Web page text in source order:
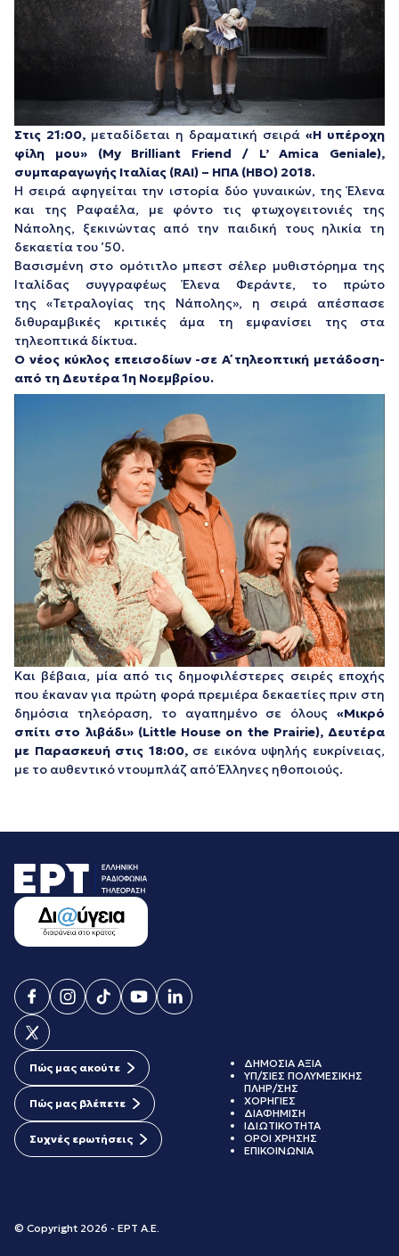
Στις 21:00, μεταδίδεται η δραματική σειρά «Η υπέροχη
φίλη μου» (My Brilliant Friend / L’ Amica Geniale),
συμπαραγωγής Ιταλίας (RAI) – ΗΠΑ (HBO) 2018.
Η σειρά αφηγείται την ιστορία δύο γυναικών, της Έλενα
και της Ραφαέλα, με φόντο τις φτωχογειτονιές της
Νάπολης, ξεκινώντας από την παιδική τους ηλικία τη
δεκαετία του ’50.
Βασισμένη στο ομότιτλο μπεστ σέλερ μυθιστόρημα της
Ιταλίδας συγγραφέως Έλενα Φεράντε, το πρώτο
της «Τετραλογίας της Νάπολης», η σειρά απέσπασε
διθυραμβικές κριτικές άμα τη εμφανίσει της στα
τηλεοπτικά δίκτυα.
Ο νέος κύκλος επεισοδίων -σε Α΄ τηλεοπτική μετάδοση-
από τη Δευτέρα 1η Νοεμβρίου.
Και βέβαια, μία από τις δημοφιλέστερες σειρές εποχής
που έκαναν για πρώτη φορά πρεμιέρα δεκαετίες πριν στη
δημόσια τηλεόραση, το αγαπημένο σε όλους «Μικρό
σπίτι στο λιβάδι» (Little House on the Prairie), Δευτέρα
με Παρασκευή στις 18:00,σε εικόνα υψηλής ευκρίνειας,
με το αυθεντικό ντουμπλάζ από Έλληνες ηθοποιούς.
Πώς μας ακούτε
Πώς μας βλέπετε
Συχνές ερωτήσεις
© Copyright 2026 - ΕΡΤ Α.Ε.
ΔΗΜΟΣΙΑ ΑΞΙΑ
ΥΠ/ΣΙΕΣ ΠΟΛΥΜΕΣΙΚΗΣ
ΠΛΗΡ/ΣΗΣ
ΧΟΡΗΓΙΕΣ
ΔΙΑΦΗΜΙΣΗ
ΙΔΙΩΤΙΚΟΤΗΤΑ
ΟΡΟΙ ΧΡΗΣΗΣ
ΕΠΙΚΟΙΝΩΝΙΑ